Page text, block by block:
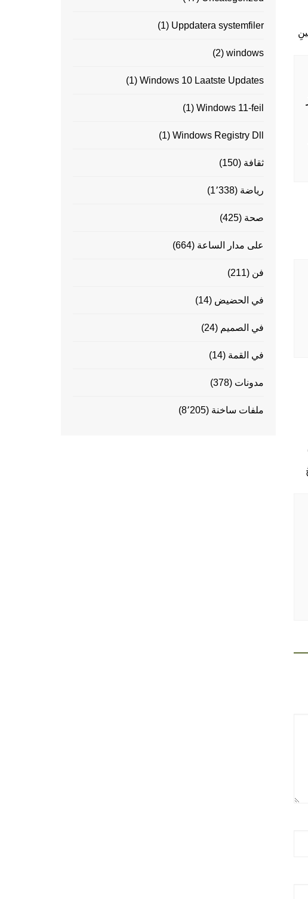
Uppdatera systemfiler
(1)
windows
(2)
Windows 10 Laatste Updates
(1)
Windows 11-feil
(1)
Windows Registry Dll
(1)
ثقافة (150)
رياضة (1٬338)
صحة (425)
على مدار الساعة (664)
فن (211)
في الحضيض (14)
في الصميم (24)
في القمة (14)
مدونات (378)
ملفات ساخنة (8٬205)